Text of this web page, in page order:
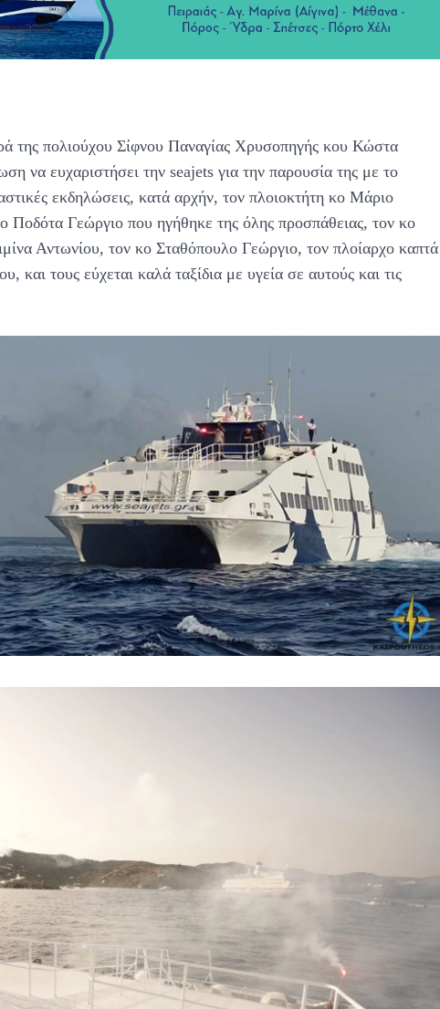
της πολιούχου Σίφνου Παναγίας Χρυσοπηγής κου Κώστα
να ευχαριστήσει την seajets για την παρουσία της με το
εκδηλώσεις, κατά αρχήν, τον πλοιοκτήτη κο Μάριο
Ποδότα Γεώργιο που ηγήθηκε της όλης προσπάθειας, τον κο
Αντωνίου, τον κο Σταθόπουλο Γεώργιο, τον πλοίαρχο καπτά
και τους εύχεται καλά ταξίδια με υγεία σε αυτούς και τις